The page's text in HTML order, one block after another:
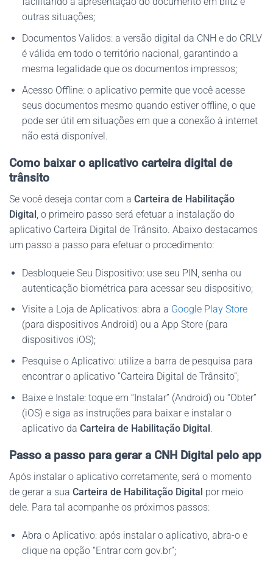
outras situações;
Documentos Validos: a versão digital da CNH e do CRLV
é válida em todo o território nacional, garantindo a
mesma legalidade que os documentos impressos;
Acesso Offline: o aplicativo permite que você acesse
seus documentos mesmo quando estiver offline, o que
pode ser útil em situações em que a conexão à internet
não está disponível.
Como baixar o aplicativo carteira digital de
trânsito
Se você deseja contar com a Carteira de Habilitação
Digital, o primeiro passo será efetuar a instalação do
aplicativo Carteira Digital de Trânsito. Abaixo destacamos
um passo a passo para efetuar o procedimento:
Desbloqueie Seu Dispositivo: use seu PIN, senha ou
autenticação biométrica para acessar seu dispositivo;
Visite a Loja de Aplicativos: abra a Google Play Store
(para dispositivos Android) ou a App Store (para
dispositivos iOS);
Pesquise o Aplicativo: utilize a barra de pesquisa para
encontrar o aplicativo “Carteira Digital de Trânsito”;
Baixe e Instale: toque em “Instalar” (Android) ou “Obter”
(iOS) e siga as instruções para baixar e instalar o
aplicativo da Carteira de Habilitação Digital.
Passo a passo para gerar a CNH Digital pelo app
Após instalar o aplicativo corretamente, será o momento
de gerar a sua Carteira de Habilitação Digital por meio
dele. Para tal acompanhe os próximos passos:
Abra o Aplicativo: após instalar o aplicativo, abra-o e
clique na opção “Entrar com gov.br”;